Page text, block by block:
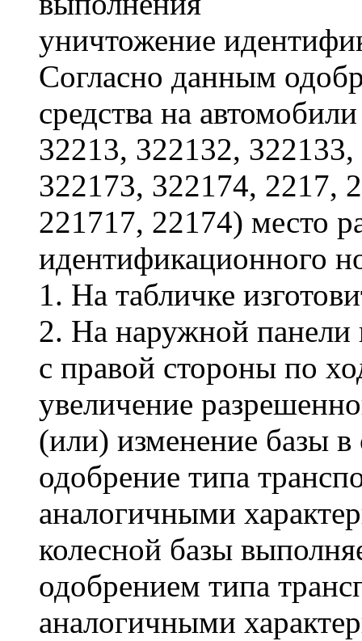
уничтожение
Согласно данным
средства на
32213, 322132,
322173, 322174, 2217,
221717, 22174) место
идентификационного
1. На табличке
2. На наружной панели
с правой стороны по
увеличение
(или) изменение базы в
одобрение типа
аналогичными
колесной базы
одобрением типа
аналогичными